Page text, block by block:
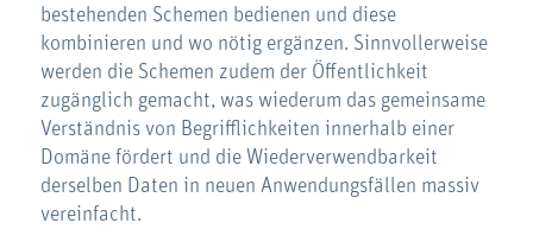
bestehenden Schemen bedienen und diese
kombinieren und wo nötig ergänzen. Sinnvollerweise
werden die Schemen zudem der Öffentlichkeit
zugänglich gemacht, was wiederum das gemeinsame
Verständnis von Begrifflichkeiten innerhalb einer
Domäne fördert und die Wiederverwendbarkeit
derselben Daten in neuen Anwendungsfällen massiv
vereinfacht.